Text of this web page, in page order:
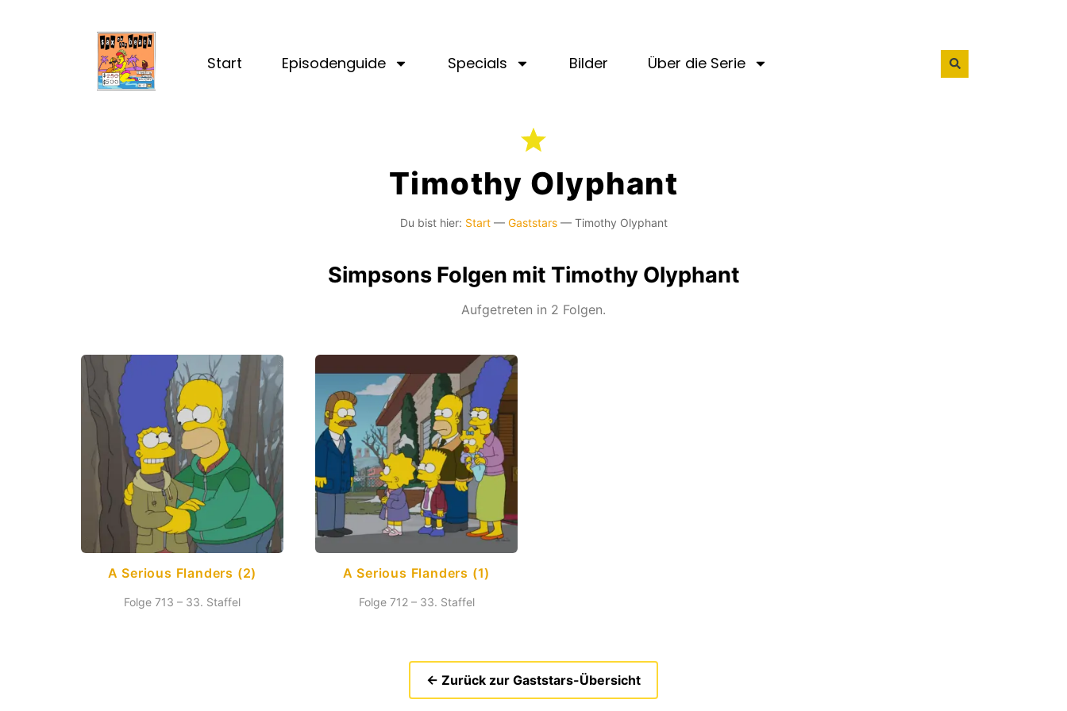
Start Episodenguide Specials Bilder Über die Serie
Timothy Olyphant
Du bist hier: Start— Gaststars— Timothy Olyphant
Simpsons Folgen mit Timothy Olyphant
Aufgetreten in 2 Folgen.
A Serious Flanders (2)
Folge 713 – 33. Staffel
A Serious Flanders (1)
Folge 712 – 33. Staffel
← Zurück zur Gaststars-Übersicht